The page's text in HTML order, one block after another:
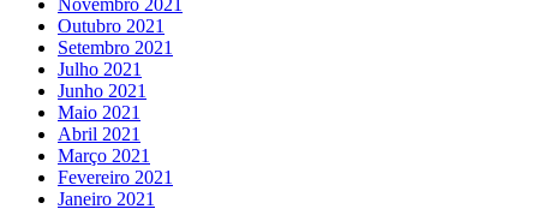
Novembro 2021
Outubro 2021
Setembro 2021
Julho 2021
Junho 2021
Maio 2021
Abril 2021
Março 2021
Fevereiro 2021
Janeiro 2021